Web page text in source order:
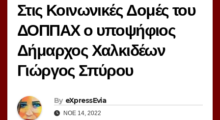
Στις Κοινωνικές Δομές του
ΔΟΠΠΑΧ ο υποψήφιος
Δήμαρχος Χαλκιδέων
Γιώργος Σπύρου
By eXpressEvia
ΝΟΈ 14, 2022